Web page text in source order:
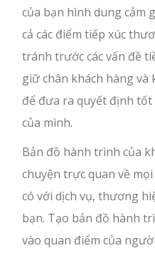
của bạn hình dung cảm
cả các điểm tiếp xúc
tránh trước các vấn đề
giữ chân khách hàng
để đưa ra quyết định
của mình.
Bản đồ hành trình của
chuyện trực quan về
có với dịch vụ, thương
bạn. Tạo bản đồ hành
vào quan điểm của